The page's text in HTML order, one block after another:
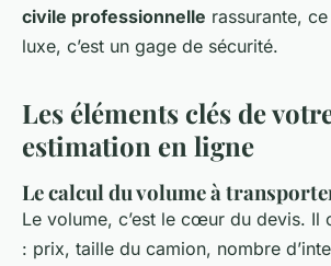
civile professionnelle rassurante, ce
luxe, c’est un gage de sécurité.
Les éléments clés de
estimation en ligne
Le calcul du volume à
Le volume, c’est le cœur du devis. Il
: prix, taille du camion, nombre